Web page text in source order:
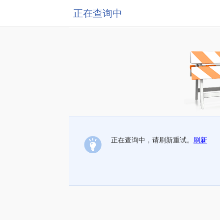
正在查询中
正在查询中，请刷新重试。 刷新